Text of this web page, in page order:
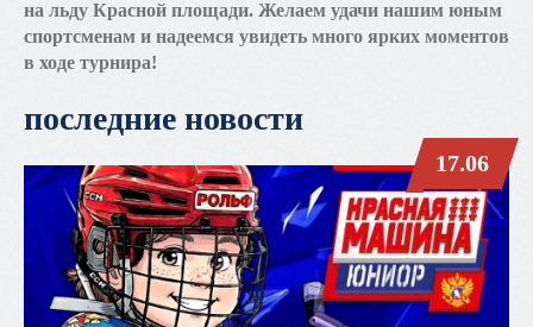
на льду Красной площади. Желаем удачи нашим юным
спортсменам и надеемся увидеть много ярких моментов
в ходе турнира!
последние новости
17.06